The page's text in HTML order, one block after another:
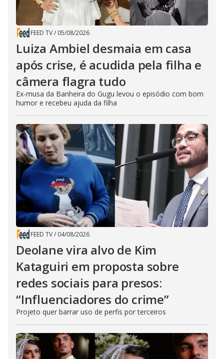
FEED TV/ 05/08/2026
Luiza Ambiel desmaia em casa
após crise, é acudida pela filha e
câmera flagra tudo
Ex-musa da Banheira do Gugu levou o episódio com bom
humor e recebeu ajuda da filha
FEED TV/ 04/08/2026
Deolane vira alvo de Kim
Kataguiri em proposta sobre
redes sociais para presos:
“Influenciadores do crime”
Projeto quer barrar uso de perfis por terceiros